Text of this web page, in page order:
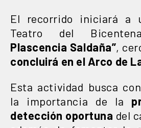
El recorrido iniciará a
Teatro del
Plascencia Saldaña”,
concluirá en el Arco de
Esta actividad busca
la importancia de la
detección oportuna del